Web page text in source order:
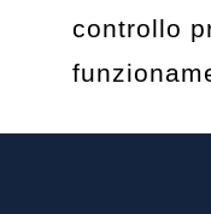
controllo